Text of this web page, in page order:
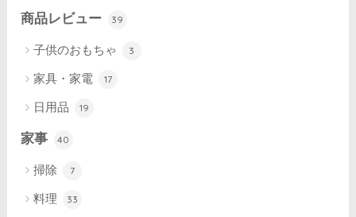
商品レビュー 39
子供のおもちゃ 3
家具・家電 17
日用品 19
家事 40
掃除 7
料理 33